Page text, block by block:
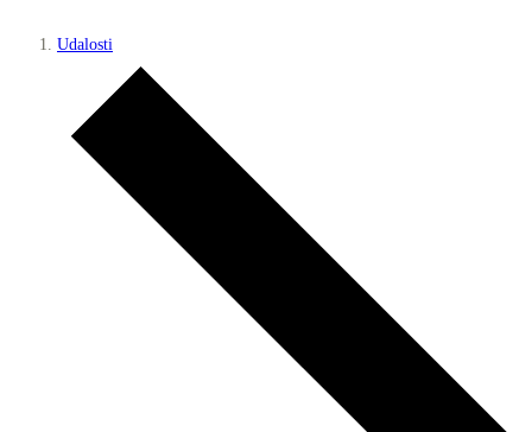
Udalosti